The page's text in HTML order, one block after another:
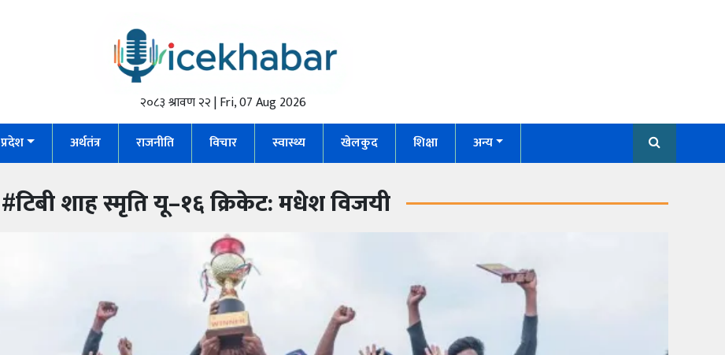
२०८३ श्रावण २२ | Fri, 07 Aug 2026
प्रदेश अर्थतंत्र राजनीति विचार स्वास्थ्य खेलकुद शिक्षा अन्य
#टिबी शाह स्मृति यू–१६ क्रिकेट: मधेश विजयी